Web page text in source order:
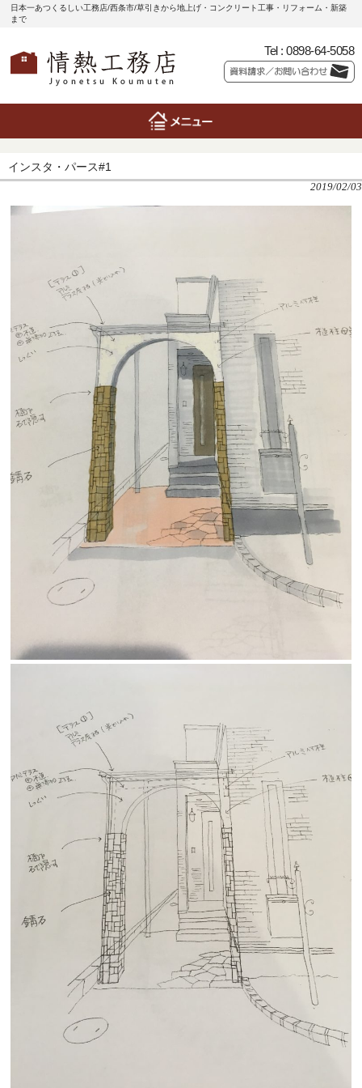
日本一あつくるしい工務店/西条市/草引きから地上げ・コンクリート工事・リフォーム・新築
まで
Tel : 0898-64-5058
インスタ・パース#1
2019/02/03